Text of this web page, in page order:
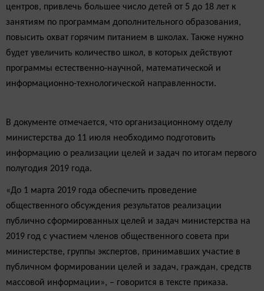
центров, привлечь большее число детей от 5 до 18 лет к
занятиям по программам дополнительного образования,
повысить охват горячим питанием в школах. Также нужно
будет увеличить количество школ, в которых действуют
программы естественно-научной, математической и
информационно-технологической направленности.
В документе отмечается, что организационному отделу
министерства до 11 июля необходимо подготовить
информацию о реализации целей и задач по итогам первого
полугодия 2019 года.
«До 1 марта 2019 года обеспечить проведение
общественного обсуждения результатов реализации
публично сформированных целей и задач министерства на
2019 год с участием членов общественного совета при
министерстве, группы экспертов, принимавших участие в
публичном формировании целей и задач, граждан, средств
массовой информации», – говорится в тексте приказа.